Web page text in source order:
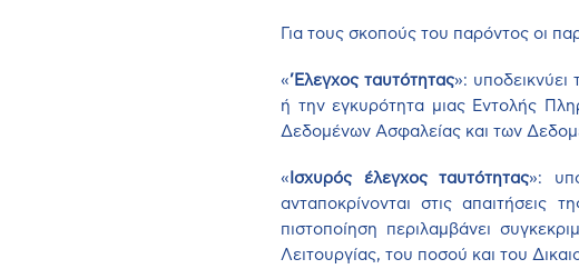
Για τους σκοπούς του παρόντος οι
«’Ελεγχος ταυτότητας»: υποδεικνύει
ή την εγκυρότητα μιας Εντολής
Δεδομένων Ασφαλείας και των
« Ισχυρός έλεγχος ταυτότητας»:
ανταποκρίνονται στις απαιτήσεις
πιστοποίηση περιλαμβάνει
Λειτουργίας, του ποσού και του